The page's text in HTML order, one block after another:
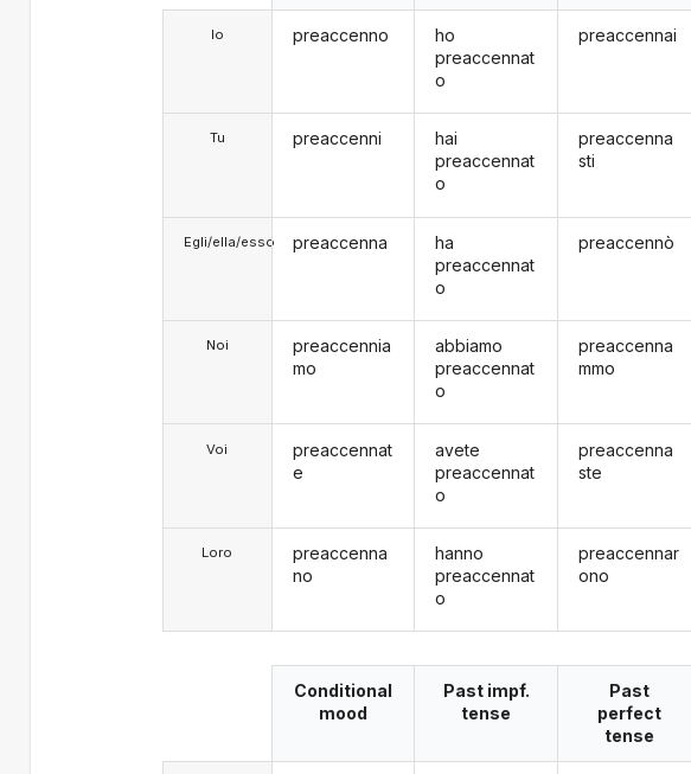
Io
Tu
Egli/ella/esso
Noi
Voi
Loro
preaccenno
preaccenni
preaccenna
preaccennia
mo
preaccennat
e
preaccenna
no
ho
preaccennat
o
hai
preaccennat
o
ha
preaccennat
o
abbiamo
preaccennat
o
avete
preaccennat
o
hanno
preaccennat
o
preaccennai
preaccenna
sti
preaccennò
preaccenna
mmo
preaccenna
ste
preaccennar
ono
Conditional
mood
Past impf.
tense
Past
perfect
tense